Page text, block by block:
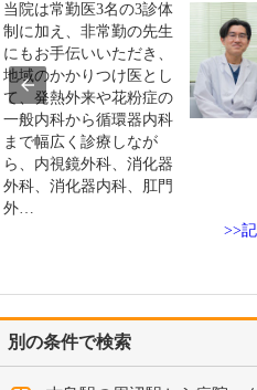
別の条件で検索
当院は常勤医3名の3診体
制に加え、非常勤の先生
にもお手伝いいただき、
地域のかかりつけ医とし
て、発熱外来や花粉症の
一般内科から循環器内科
まで幅広く診療しなが
ら、内視鏡外科、消化器
外科、消化器内科、肛門
外…
>>